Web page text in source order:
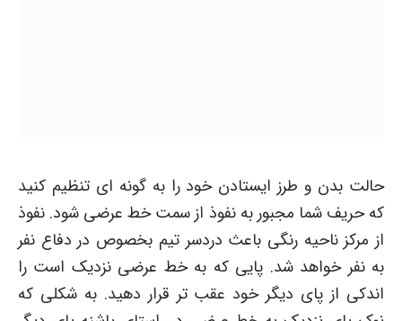
حالت بدن و طرز ایستادن خود را به گونه ای تنظیم کنید
که حریف شما مجبور به نفوذ از سمت خط عرضی شود. نفوذ
از مرکز ناحیه رنگی باعث دردسر تیم بخصوص در دفاع نفر
به نفر خواهد شد. پایی که به خط عرضی نزدیک است را
اندکی از پای دیگر خود عقب تر قرار دهید. به شکلی که